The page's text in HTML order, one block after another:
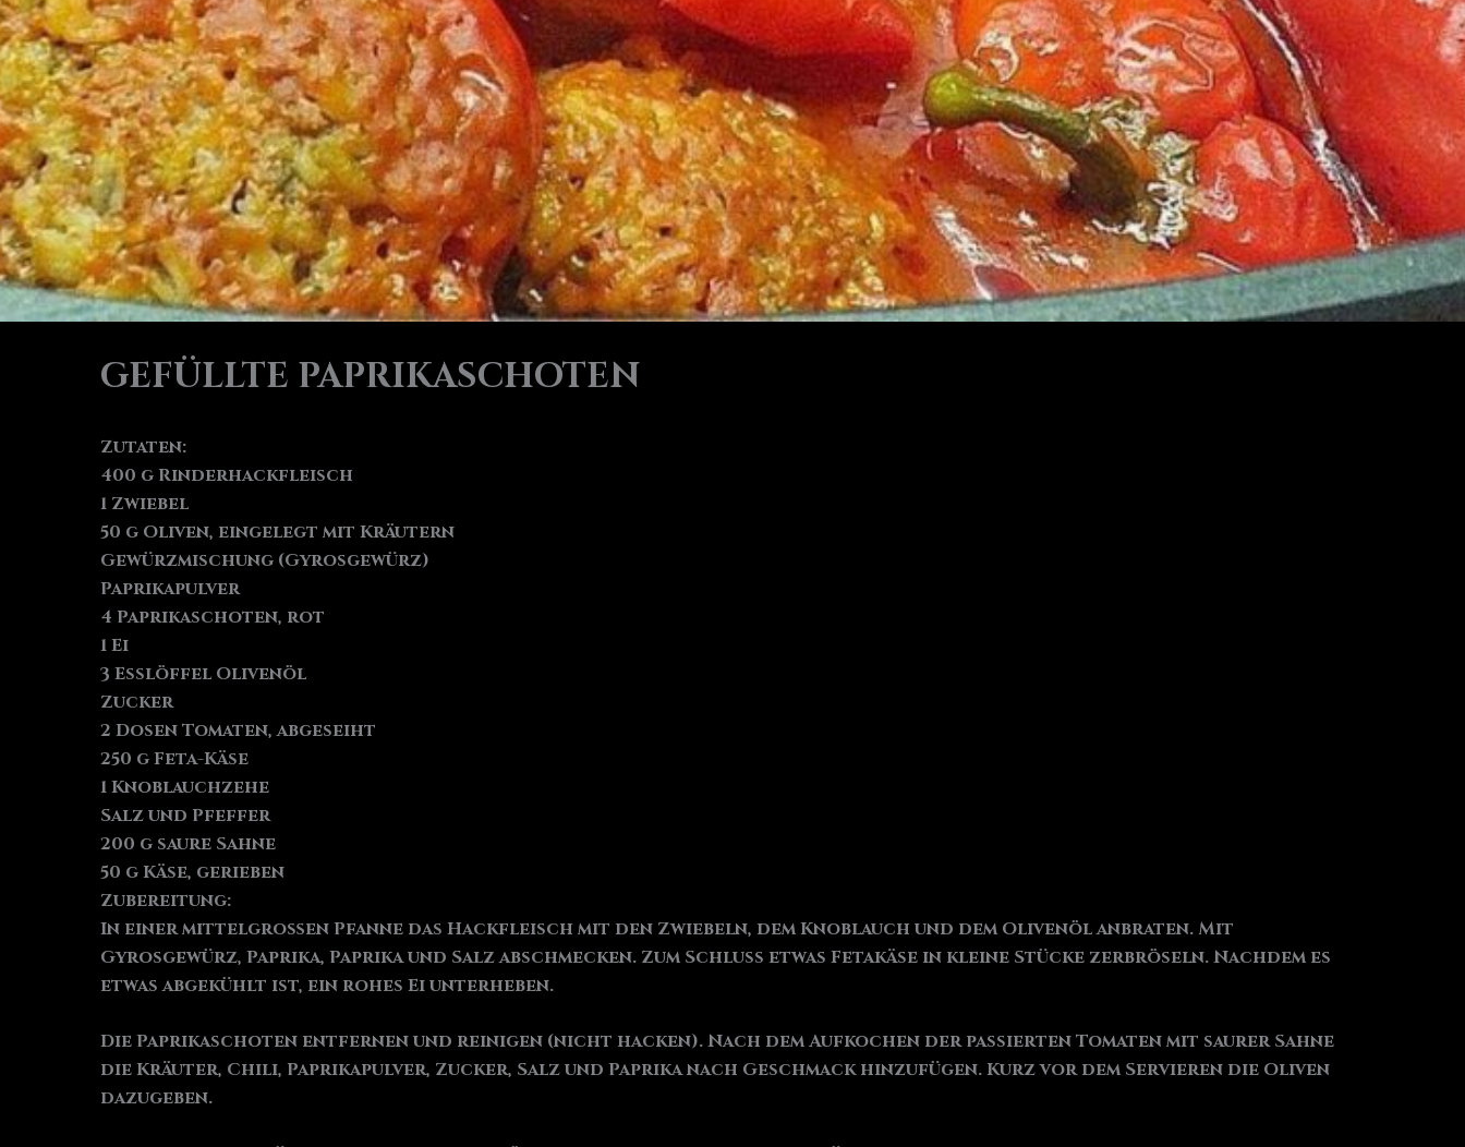
GEFÜLLTE PAPRIKASCHOTEN
Zutaten:
400 g Rinderhackfleisch
1 Zwiebel
50 g Oliven, eingelegt mit Kräutern
Gewürzmischung (Gyrosgewürz)
Paprikapulver
4 Paprikaschoten, rot
1 Ei
3 Esslöffel Olivenöl
Zucker
2 Dosen Tomaten, abgeseiht
250 g Feta-Käse
1 Knoblauchzehe
Salz und Pfeffer
200 g saure Sahne
50 g Käse, gerieben
Zubereitung:
In einer mittelgroßen Pfanne das Hackfleisch mit den Zwiebeln, dem Knoblauch und dem Olivenöl anbraten. Mit
Gyrosgewürz, Paprika, Paprika und Salz abschmecken. Zum Schluss etwas Fetakäse in kleine Stücke zerbröseln. Nachdem es
etwas abgekühlt ist, ein rohes Ei unterheben.
Die Paprikaschoten entfernen und reinigen (nicht hacken). Nach dem Aufkochen der passierten Tomaten mit saurer Sahne
die Kräuter, Chili, Paprikapulver, Zucker, Salz und Paprika nach Geschmack hinzufügen. Kurz vor dem Servieren die Oliven
dazugeben.